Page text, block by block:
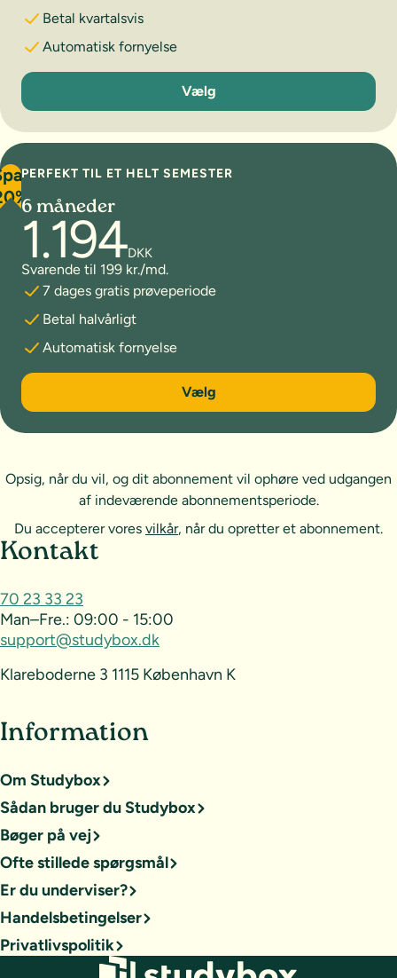
Betal kvartalsvis
Automatisk fornyelse
3 måneder
Vælg
PERFEKT TIL ET HELT SEMESTER
6 måneder
1.194DKK
Svarende til 199 kr./md.
7 dages gratis prøveperiode
Betal halvårligt
Automatisk fornyelse
6 måneder
Vælg
Opsig, når du vil, og dit abonnement vil ophøre ved udgangen
af indeværende abonnementsperiode.
Du accepterer vores vilkår, når du opretter et abonnement.
Sideoversigt og kontakt
Kontakt
70 23 33 23
Man–Fre.: 09:00 - 15:00
support@studybox.dk
Klareboderne 3 1115 København K
Information
Om Studybox
Sådan bruger du Studybox
Bøger på vej
Ofte stillede spørgsmål
Er du underviser?
Handelsbetingelser
Privatlivspolitik